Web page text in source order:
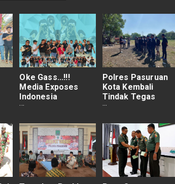
Oke Gass...!!!
Media Exposes
Indonesia
Persaudaraan
Sesama Media
Polres Pasuruan
Kota Kembali
Tindak Tegas
Dugaan
Sabung Ayam Di
Wilayah Lekok